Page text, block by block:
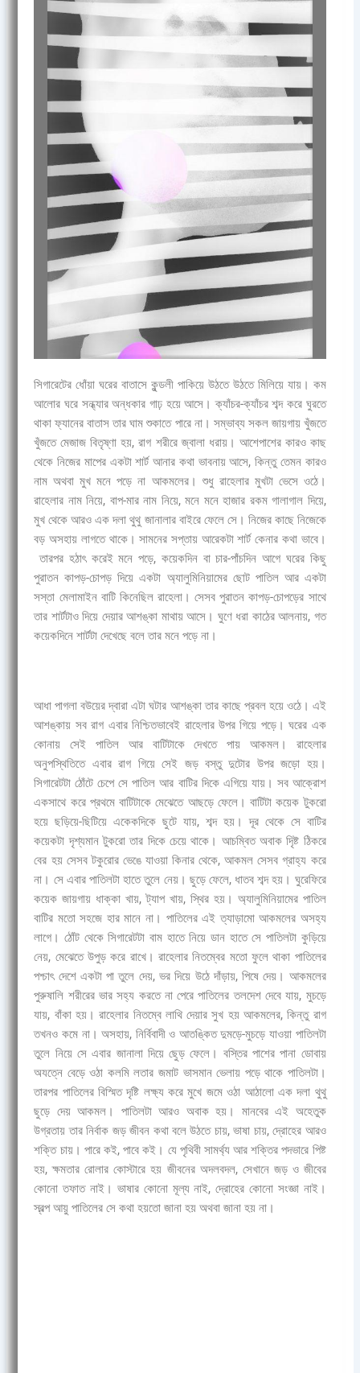
সিগারেটের ধোঁয়া ঘরের বাতাসে কুন্ডলী পাকিয়ে উঠতে উঠতে মিলিয়ে যায়। কম
আলোর ঘরে সন্ধ্যার অন্ধকার গাঢ় হয়ে আসে। ক্যাঁচর-ক্যাঁচর শব্দ করে ঘুরতে
থাকা ফ্যানের বাতাস তার ঘাম শুকাতে পারে না। সম্ভাব্য সকল জায়গায় খুঁজতে
খুঁজতে মেজাজ বিতৃষ্ণা হয়, রাগ শরীরে জ্বালা ধরায়। আশেপাশের কারও কাছ
থেকে নিজের মাপের একটা শার্ট আনার কথা ভাবনায় আসে, কিন্তু তেমন কারও
নাম অথবা মুখ মনে পড়ে না আকমলের। শুধু রাহেলার মুখটা ভেসে ওঠে।
রাহেলার নাম নিয়ে, বাপ-মার নাম নিয়ে, মনে মনে হাজার রকম গালাগাল দিয়ে,
মুখ থেকে আরও এক দলা থুথু জানালার বাইরে ফেলে সে। নিজের কাছে নিজেকে
বড় অসহায় লাগতে থাকে। সামনের সপ্তায় আরেকটা শার্ট কেনার কথা ভাবে।
তারপর হঠাৎ করেই মনে পড়ে, কয়েকদিন বা চার-পাঁচদিন আগে ঘরের কিছু
পুরাতন কাপড়-চোপড় দিয়ে একটা অ্যালুমিনিয়ামের ছোট পাতিল আর একটা
সস্তা মেলামাইন বাটি কিনেছিল রাহেলা। সেসব পুরাতন কাপড়-চোপড়ের সাথে
তার শার্টটাও দিয়ে দেয়ার আশঙ্কা মাথায় আসে। ঘুণে ধরা কাঠের আলনায়, গত
কয়েকদিনে শার্টটা দেখেছে বলে তার মনে পড়ে না।
আধা পাগলা বউয়ের দ্বারা এটা ঘটার আশঙ্কা তার কাছে প্রবল হয়ে ওঠে। এই
আশঙ্কায় সব রাগ এবার নিশ্চিতভাবেই রাহেলার উপর গিয়ে পড়ে। ঘরের এক
কোনায় সেই পাতিল আর বাটিটাকে দেখতে পায় আকমল। রাহেলার
অনুপস্থিতিতে এবার রাগ গিয়ে সেই জড় বস্তু দুটোর উপর জড়ো হয়।
সিগারেটটা ঠোঁটে চেপে সে পাতিল আর বাটির দিকে এগিয়ে যায়। সব আক্রোশ
একসাথে করে প্রথমে বাটিটাকে মেঝেতে আছড়ে ফেলে। বাটিটা কয়েক টুকরো
হয়ে ছড়িয়ে-ছিটিয়ে একেকদিকে ছুটে যায়, শব্দ হয়। দূর থেকে সে বাটির
কয়েকটা দৃশ্যমান টুকরো তার দিকে চেয়ে থাকে। আচম্বিত অবাক দৃিষ্ট ঠিকরে
বের হয় সেসব টকুরোর ভেঙে যাওয়া কিনার থেকে, আকমল সেসব গ্রাহ্য করে
না। সে এবার পাতিলটা হাতে তুলে নেয়। ছুড়ে ফেলে, ধাতব শব্দ হয়। ঘুরেফিরে
কয়েক জায়গায় ধাক্কা খায়, ট্যাপ খায়, স্থির হয়। অ্যালুমিনিয়ামের পাতিল
বাটির মতো সহজে হার মানে না। পাতিলের এই ত্যাড়ামো আকমলের অসহ্য
লাগে। ঠোঁট থেকে সিগারেটটা বাম হাতে নিয়ে ডান হাতে সে পাতিলটা কুড়িয়ে
নেয়, মেঝেতে উপুড় করে রাখে। রাহেলার নিতম্বের মতো ফুলে থাকা পাতিলের
পশ্চাৎ দেশে একটা পা তুলে দেয়, ভর দিয়ে উঠে দাঁড়ায়, পিষে দেয়। আকমলের
পুরুষালি শরীরের ভার সহ্য করতে না পেরে পাতিলের তলদেশ দেবে যায়, মুচড়ে
যায়, বাঁকা হয়। রাহেলার নিতম্বে লাথি দেয়ার সুখ হয় আকমলের, কিন্তু রাগ
তখনও কমে না। অসহায়, নির্বিবাদী ও আতঙ্কিত দুমড়ে-মুচড়ে যাওয়া পাতিলটা
তুলে নিয়ে সে এবার জানালা দিয়ে ছুেড় ফেলে। বস্তির পাশের পানা ডোবায়
অযত্নে বেড়ে ওঠা কলমি লতার জমাট ভাসমান ভেলায় পড়ে থাকে পাতিলটা।
তারপর পাতিলের বিস্মিত দৃষ্টি লক্ষ্য করে মুখে জমে ওঠা আঠালো এক দলা থুথু
ছুড়ে দেয় আকমল। পাতিলটা আরও অবাক হয়। মানবের এই অহেতুক
উগ্রতায় তার নির্বাক জড় জীবন কথা বলে উঠতে চায়, ভাষা চায়, দ্রোহের আরও
শক্তি চায়। পারে কই, পাবে কই। যে পৃথিবী সামর্থ্য আর শক্তির পদভারে পিষ্ট
হয়, ক্ষমতার রোলার কোস্টারে হয় জীবনের অদলবদল, সেখানে জড় ও জীবের
কোনো তফাত নাই। ভাষার কোনো মূল্য নাই, দ্রোহের কোনো সংজ্ঞা নাই।
স্বল্প আয়ু পাতিলের সে কথা হয়তো জানা হয় অথবা জানা হয় না।